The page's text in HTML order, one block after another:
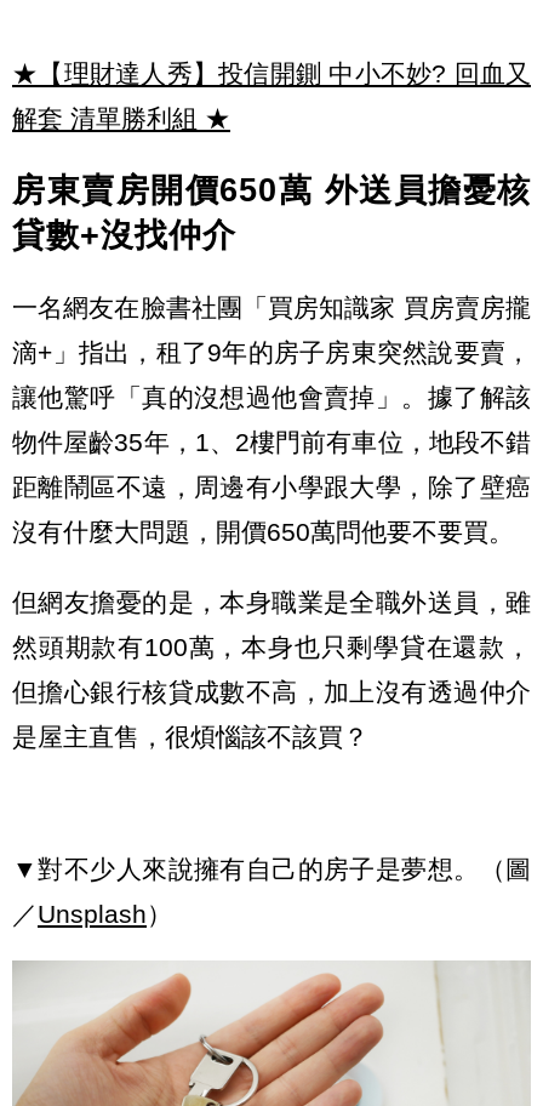
★【理財達人秀】投信開鍘 中小不妙? 回血又
解套 清單勝利組 ★
房東賣房開價650萬 外送員擔憂核
貸數+沒找仲介
一名網友在臉書社團「買房知識家 買房賣房攏
滴+」指出，租了9年的房子房東突然說要賣，
讓他驚呼「真的沒想過他會賣掉」。據了解該
物件屋齡35年，1、2樓門前有車位，地段不錯
距離鬧區不遠，周邊有小學跟大學，除了壁癌
沒有什麼大問題，開價650萬問他要不要買。
但網友擔憂的是，本身職業是全職外送員，雖
然頭期款有100萬，本身也只剩學貸在還款，
但擔心銀行核貸成數不高，加上沒有透過仲介
是屋主直售，很煩惱該不該買？
▼對不少人來說擁有自己的房子是夢想。（圖
／Unsplash）